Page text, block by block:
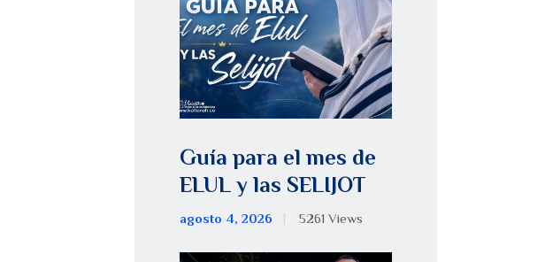
Guía para el mes de
ELUL y las SELIJOT
agosto 4, 2026 5261 Views